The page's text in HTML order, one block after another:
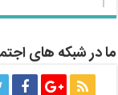
ما در شبکه های